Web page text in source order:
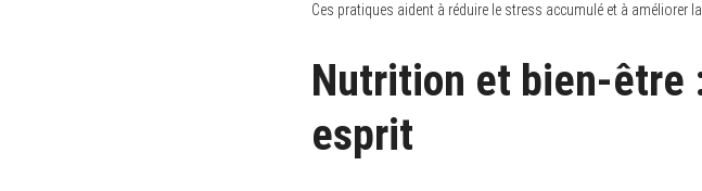
Ces pratiques aident à réduire le stress accumulé et à améliorer
Nutrition et bien-être
esprit